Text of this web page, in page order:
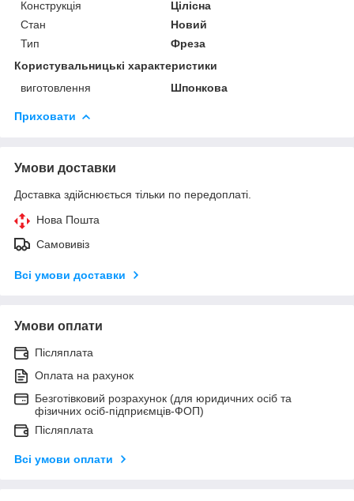
Конструкція
Цілісна
Стан
Новий
Тип
Фреза
Користувальницькі характеристики
виготовлення
Шпонкова
Приховати
Умови доставки
Доставка здійснюється тільки по передоплаті.
Нова Пошта
Самовивіз
Всі умови доставки
Умови оплати
Післяплата
Оплата на рахунок
Безготівковий розрахунок (для юридичних осіб та
фізичних осіб-підприємців-ФОП)
Післяплата
Всі умови оплати